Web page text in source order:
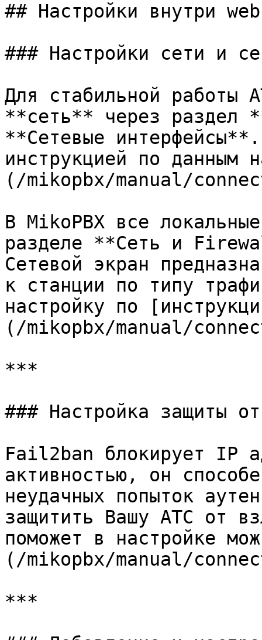
## Настройки внутри
### Настройки сети и
Для стабильной работы
**сеть** через
**Сетевые
инструкцией по данным
(/mikopbx/manual/
В MikoPBX все
разделе **Сеть и
Сетевой экран
к станции по типу
настройку по
(/mikopbx/manual/
***
### Настройка защиты
Fail2ban блокирует IP
активностью, он
неудачных попыток
защитить Вашу АТС от
поможет в настройке
(/mikopbx/manual/
***